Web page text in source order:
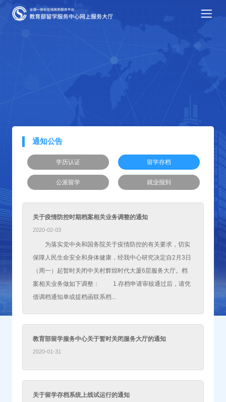
通知公告
学历认证 留学存档
公派留学 就业报到
关于疫情防控时期档案相关业务调整的通知
2020-02-03
为落实党中央和国务院关于疫情防控的有关要求，切实
保障人民生命安全和身体健康，经我中心研究决定自2月3日
（周一）起暂时关闭中关村辉煌时代大厦6层服务大厅。档
案相关业务做如下调整： 1.存档申请审核通过后，请凭
借调档通知单或提档函联系档...
教育部留学服务中心关于暂时关闭服务大厅的通知
2020-01-31
关于留学存档系统上线试运行的通知